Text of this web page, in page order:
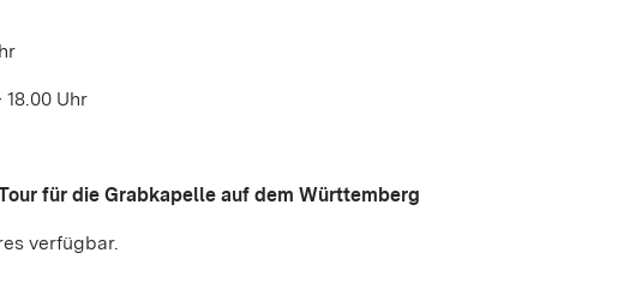
Uhr
für die Grabkapelle auf dem Württemberg
verfügbar.